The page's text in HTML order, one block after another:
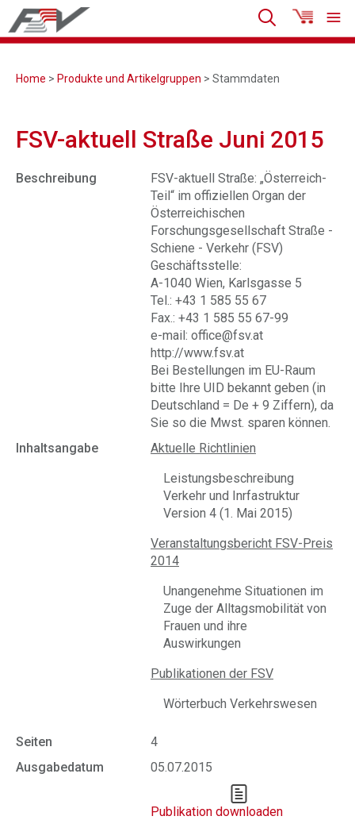
Home > Produkte und Artikelgruppen > Stammdaten
FSV-aktuell Straße Juni 2015
Beschreibung
FSV-aktuell Straße: „Österreich-
Teil“ im offiziellen Organ der
Österreichischen
Forschungsgesellschaft Straße -
Schiene - Verkehr (FSV)
Geschäftsstelle:
A-1040 Wien, Karlsgasse 5
Tel.: +43 1 585 55 67
Fax.: +43 1 585 55 67-99
e-mail: office@fsv.at
http://www.fsv.at
Bei Bestellungen im EU-Raum
bitte Ihre UID bekannt geben (in
Deutschland = De + 9 Ziffern), da
Sie so die Mwst. sparen können.
Inhaltsangabe
Aktuelle Richtlinien
Leistungsbeschreibung
Verkehr und Inrfastruktur
Version 4 (1. Mai 2015)
Veranstaltungsbericht FSV-Preis
2014
Unangenehme Situationen im
Zuge der Alltagsmobilität von
Frauen und ihre
Auswirkungen
Publikationen der FSV
Wörterbuch Verkehrswesen
Seiten
4
Ausgabedatum
05.07.2015
Publikation downloaden